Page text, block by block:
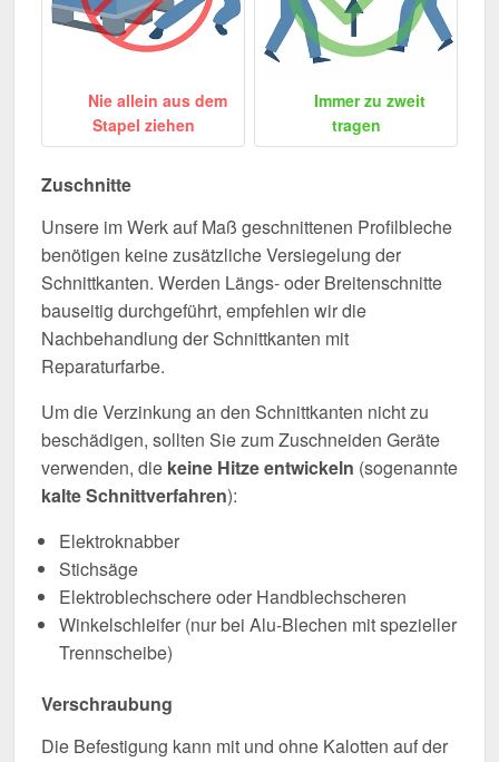
Nie allein aus dem
Stapel ziehen
Immer zu zweit
tragen
Zuschnitte
Unsere im Werk auf Maß geschnittenen Profilbleche
benötigen keine zusätzliche Versiegelung der
Schnittkanten. Werden Längs- oder Breitenschnitte
bauseitig durchgeführt, empfehlen wir die
Nachbehandlung der Schnittkanten mit
Reparaturfarbe.
Um die Verzinkung an den Schnittkanten nicht zu
beschädigen, sollten Sie zum Zuschneiden Geräte
verwenden, die keine Hitze entwickeln (sogenannte
kalte Schnittverfahren):
Elektroknabber
Stichsäge
Elektroblechschere oder Handblechscheren
Winkelschleifer (nur bei Alu-Blechen mit spezieller
Trennscheibe)
Verschraubung
Die Befestigung kann mit und ohne Kalotten auf der